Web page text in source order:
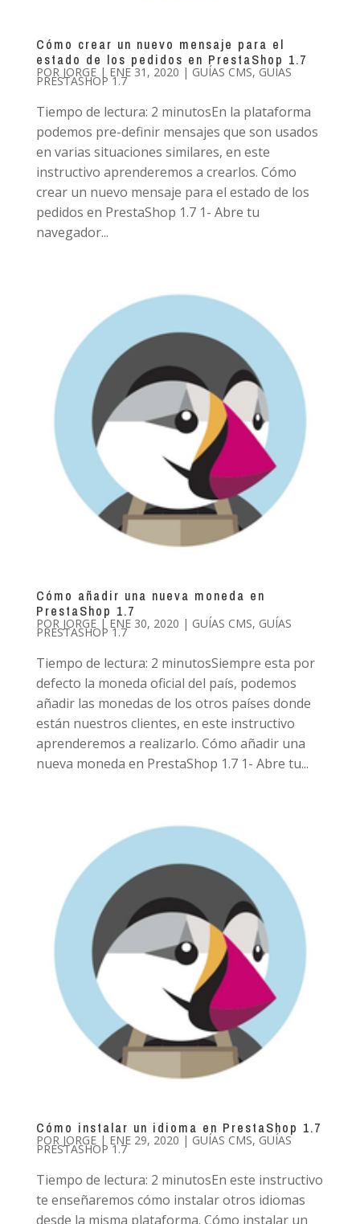
Cómo crear un nuevo mensaje para el
estado de los pedidos en PrestaShop 1.7
POR JORGE| ENE 31, 2020 | GUÍAS CMS, GUÍAS
PRESTASHOP 1.7
Tiempo de lectura: 2 minutosEn la plataforma
podemos pre-definir mensajes que son usados
en varias situaciones similares, en este
instructivo aprenderemos a crearlos. Cómo
crear un nuevo mensaje para el estado de los
pedidos en PrestaShop 1.7 1- Abre tu
navegador...
Cómo añadir una nueva moneda en
PrestaShop 1.7
POR JORGE| ENE 30, 2020 | GUÍAS CMS, GUÍAS
PRESTASHOP 1.7
Tiempo de lectura: 2 minutosSiempre esta por
defecto la moneda oficial del país, podemos
añadir las monedas de los otros países donde
están nuestros clientes, en este instructivo
aprenderemos a realizarlo. Cómo añadir una
nueva moneda en PrestaShop 1.7 1- Abre tu...
Cómo instalar un idioma en PrestaShop 1.7
POR JORGE| ENE 29, 2020 | GUÍAS CMS, GUÍAS
PRESTASHOP 1.7
Tiempo de lectura: 2 minutosEn este instructivo
te enseñaremos cómo instalar otros idiomas
desde la misma plataforma. Cómo instalar un